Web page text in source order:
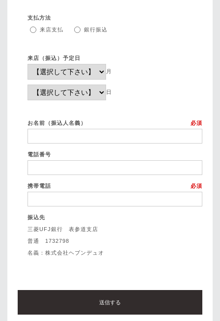
支払方法
来店支払
銀行振込
来店（振込）予定日
月
日
お名前（振込人名義） 必須
電話番号
携帯電話 必須
振込先
三菱UFJ銀行 表参道支店
普通 1732798
名義：株式会社ヘブンデュオ